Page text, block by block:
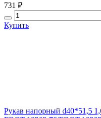
731 ₽
Купить
Рукав напорный d40*51,5